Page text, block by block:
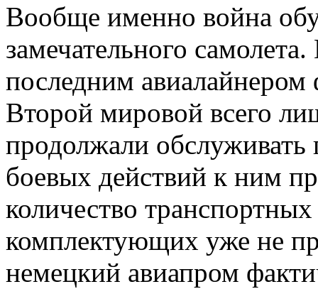
Вообще именно война
замечательного
последним
Второй мировой всего
продолжали
боевых действий к ним
количество
комплектующих уже не
немецкий авиапром